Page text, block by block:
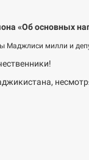
«Об основных
Маджлиси милли и